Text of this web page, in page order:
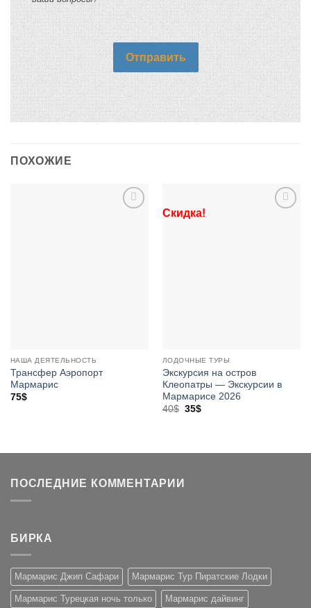
Отправить
ПОХОЖИЕ
НАША ДЕЯТЕЛЬНОСТЬ
Трансфер Аэропорт
Мармарис
75$
Скидка!
ЛОДОЧНЫЕ ТУРЫ
Экскурсия на остров
Клеопатры — Экскурсии в
Мармарисе 2026
40$ Первоначальная
35$Текущая
ПОСЛЕДНИЕ КОММЕНТАРИИ
БИРКА
Мармарис Джип Сафари Мармарис Тур Пиратские Лодки
Мармарис Турецкая ночь только Мармарис дайвинг